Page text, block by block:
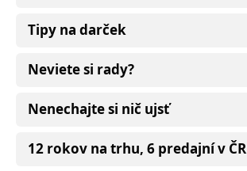
Tipy na darček
Neviete si rady?
Nenechajte si nič ujsť
12 rokov na trhu, 6 predajní v ČR